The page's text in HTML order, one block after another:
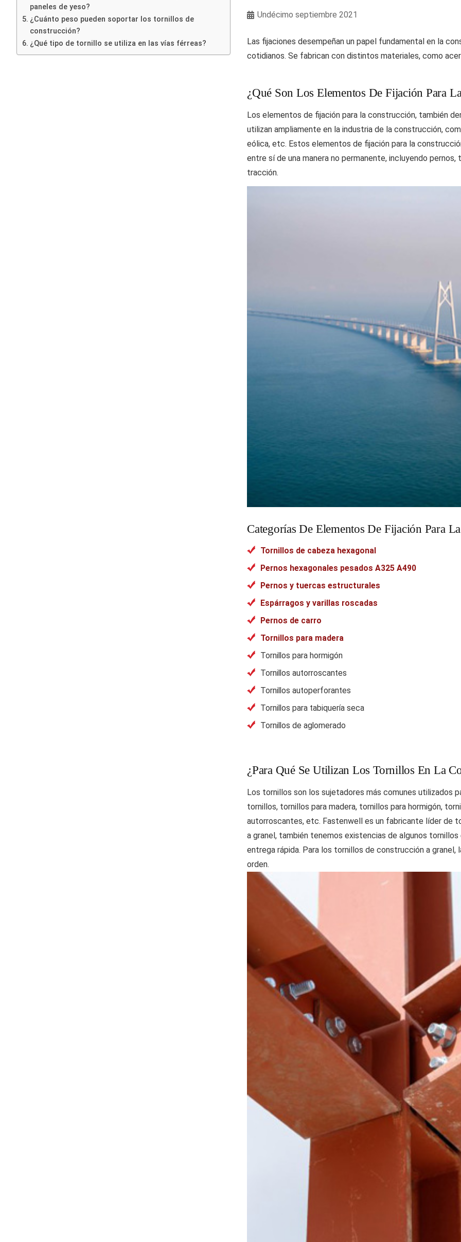
paneles de yeso?
¿Cuánto peso pueden soportar los tornillos de
construcción?
¿Qué tipo de tornillo se utiliza en las vías férreas?
Undécimo septiembre 2021
Las fijaciones desempeñan un papel fundamental en la
cotidianos. Se fabrican con distintos materiales, como
¿Qué Son Los Elementos De Fijación Para
Los elementos de fijación para la construcción, también
utilizan ampliamente en la industria de la construcción,
eólica, etc. Estos elementos de fijación para la
entre sí de una manera no permanente, incluyendo
tracción.
Categorías De Elementos De Fijación Para
Tornillos de cabeza hexagonal
Pernos hexagonales pesados A325 A490
Pernos y tuercas estructurales
Espárragos y varillas roscadas
Pernos de carro
Tornillos para madera
Tornillos para hormigón
Tornillos autorroscantes
Tornillos autoperforantes
Tornillos para tabiquería seca
Tornillos de aglomerado
¿Para Qué Se Utilizan Los Tornillos En La
Los tornillos son los sujetadores más comunes utilizados
tornillos, tornillos para madera, tornillos para hormigón,
autorroscantes, etc. Fastenwell es un fabricante líder de
a granel, también tenemos existencias de algunos
entrega rápida. Para los tornillos de construcción a
orden.